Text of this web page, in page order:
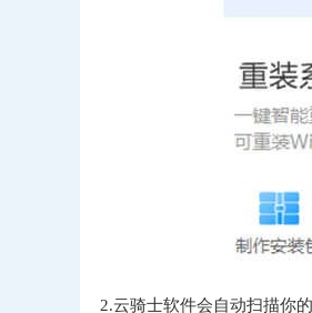
2.云骑士软件会自动扫描你